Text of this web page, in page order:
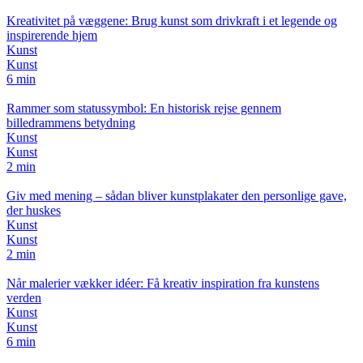
Kreativitet på væggene: Brug kunst som drivkraft i et legende og
inspirerende hjem
Kunst
Kunst
6 min
Rammer som statussymbol: En historisk rejse gennem
billedrammens betydning
Kunst
Kunst
2 min
Giv med mening – sådan bliver kunstplakater den personlige gave,
der huskes
Kunst
Kunst
2 min
Når malerier vækker idéer: Få kreativ inspiration fra kunstens
verden
Kunst
Kunst
6 min